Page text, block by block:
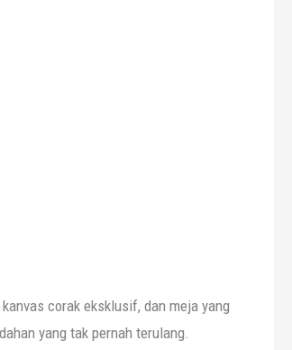
corak eksklusif, dan meja yang
yang tak pernah terulang.